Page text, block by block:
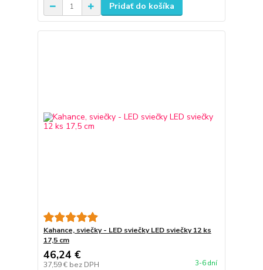
Pridať do košíka
Kahance, sviečky - LED sviečky LED sviečky 12 ks
17,5 cm
46,24 €
37,59 € bez DPH 3-6 dní